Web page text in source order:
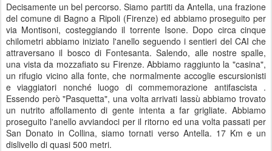
Decisamente un bel percorso. Siamo partiti da Antella, una frazione
del comune di Bagno a Ripoli (Firenze) ed abbiamo proseguito per
via Montisoni, costeggiando il torrente Isone. Dopo circa cinque
chilometri abbiamo iniziato l'anello seguendo i sentieri del CAI che
attraversano il bosco di Fontesanta. Salendo, alle nostre spalle,
una vista da mozzafiato su Firenze. Abbiamo raggiunto la "casina",
un rifugio vicino alla fonte, che normalmente accoglie escursionisti
e viaggiatori nonché luogo di commemorazione antifascista .
Essendo però "Pasquetta", una volta arrivati lassù abbiamo trovato
un nutrito affollamento di gente intenta a far grigliate. Abbiamo
proseguito l'anello avviandoci per il ritorno ed una volta passati per
San Donato in Collina, siamo tornati verso Antella. 17 Km e un
dislivello di quasi 500 metri.